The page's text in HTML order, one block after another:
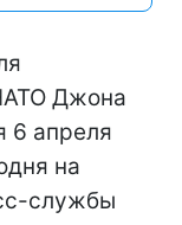
Джона
6 апреля
на
службы